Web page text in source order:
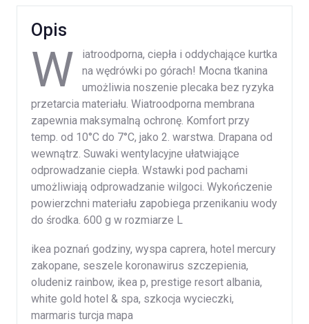
Opis
W
iatroodporna, ciepła i oddychające kurtka
na wędrówki po górach! Mocna tkanina
umożliwia noszenie plecaka bez ryzyka
przetarcia materiału. Wiatroodporna membrana
zapewnia maksymalną ochronę. Komfort przy
temp. od 10°C do 7°C, jako 2. warstwa. Drapana od
wewnątrz. Suwaki wentylacyjne ułatwiające
odprowadzanie ciepła. Wstawki pod pachami
umożliwiają odprowadzanie wilgoci. Wykończenie
powierzchni materiału zapobiega przenikaniu wody
do środka. 600 g w rozmiarze L
ikea poznań godziny, wyspa caprera, hotel mercury
zakopane, seszele koronawirus szczepienia,
oludeniz rainbow, ikea p, prestige resort albania,
white gold hotel & spa, szkocja wycieczki,
marmaris turcja mapa